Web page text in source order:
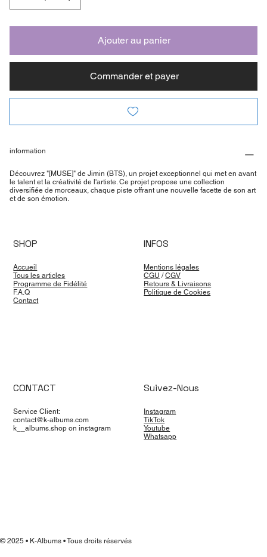
Ajouter au panier
Commander et payer
information
Découvrez "[MUSE]" de Jimin (BTS), un projet exceptionnel qui met en avant
le talent et la créativité de l'artiste. Ce projet propose une collection
diversifiée de morceaux, chaque piste offrant une nouvelle facette de son art
et de son émotion.
SHOP
Accueil
Tous les articles
Programme de Fidélité
F.A.Q
Contact
INFOS
Mentions légales
CGU /CGV
Retours & Livraisons
Politique de Cookies
CONTACT
Service Client:
contact@k-albums.com
k__albums.shop on instagram
Suivez-Nous
Instagram
TikTok
Youtube
Whatsapp
© 2025 • K-Albums • Tous droits réservés